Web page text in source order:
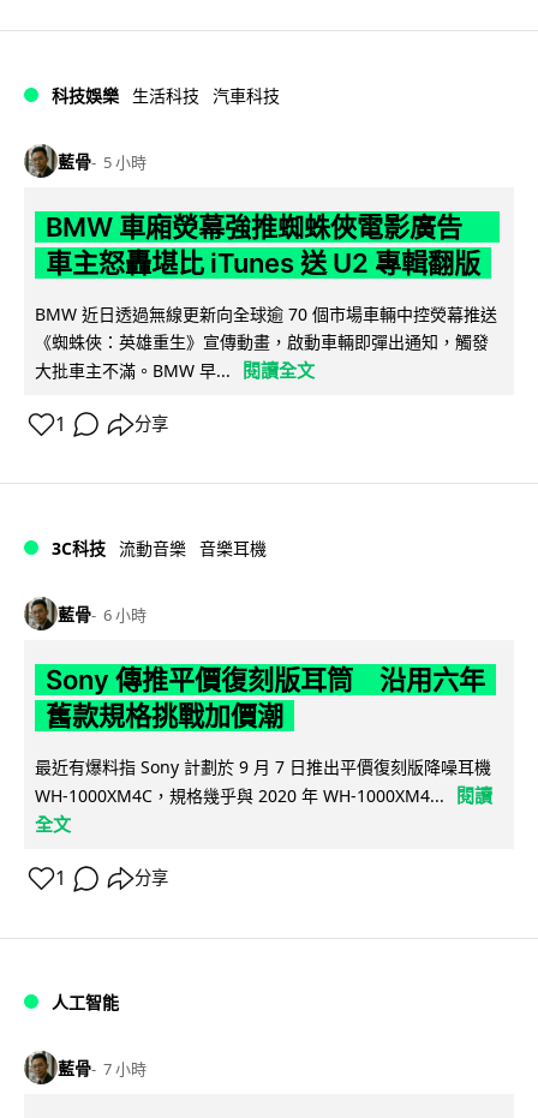
科技娛樂 生活科技 汽車科技
藍骨 5 小時
BMW 車廂熒幕強推蜘蛛俠電影廣告
車主怒轟堪比 iTunes 送 U2 專輯翻版
BMW 近日透過無線更新向全球逾 70 個市場車輛中控熒幕推送
《蜘蛛俠：英雄重生》宣傳動畫，啟動車輛即彈出通知，觸發
大批車主不滿。BMW 早...
閱讀全文
1 分享
3C科技 流動音樂 音樂耳機
藍骨 6 小時
Sony 傳推平價復刻版耳筒 沿用六年
舊款規格挑戰加價潮
最近有爆料指 Sony 計劃於 9 月 7 日推出平價復刻版降噪耳機
WH-1000XM4C，規格幾乎與 2020 年 WH-1000XM4...
閱讀
全文
1 分享
人工智能
藍骨 7 小時